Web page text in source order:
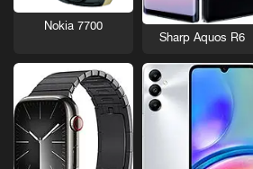
Sharp Aquos R6
Nokia 7700